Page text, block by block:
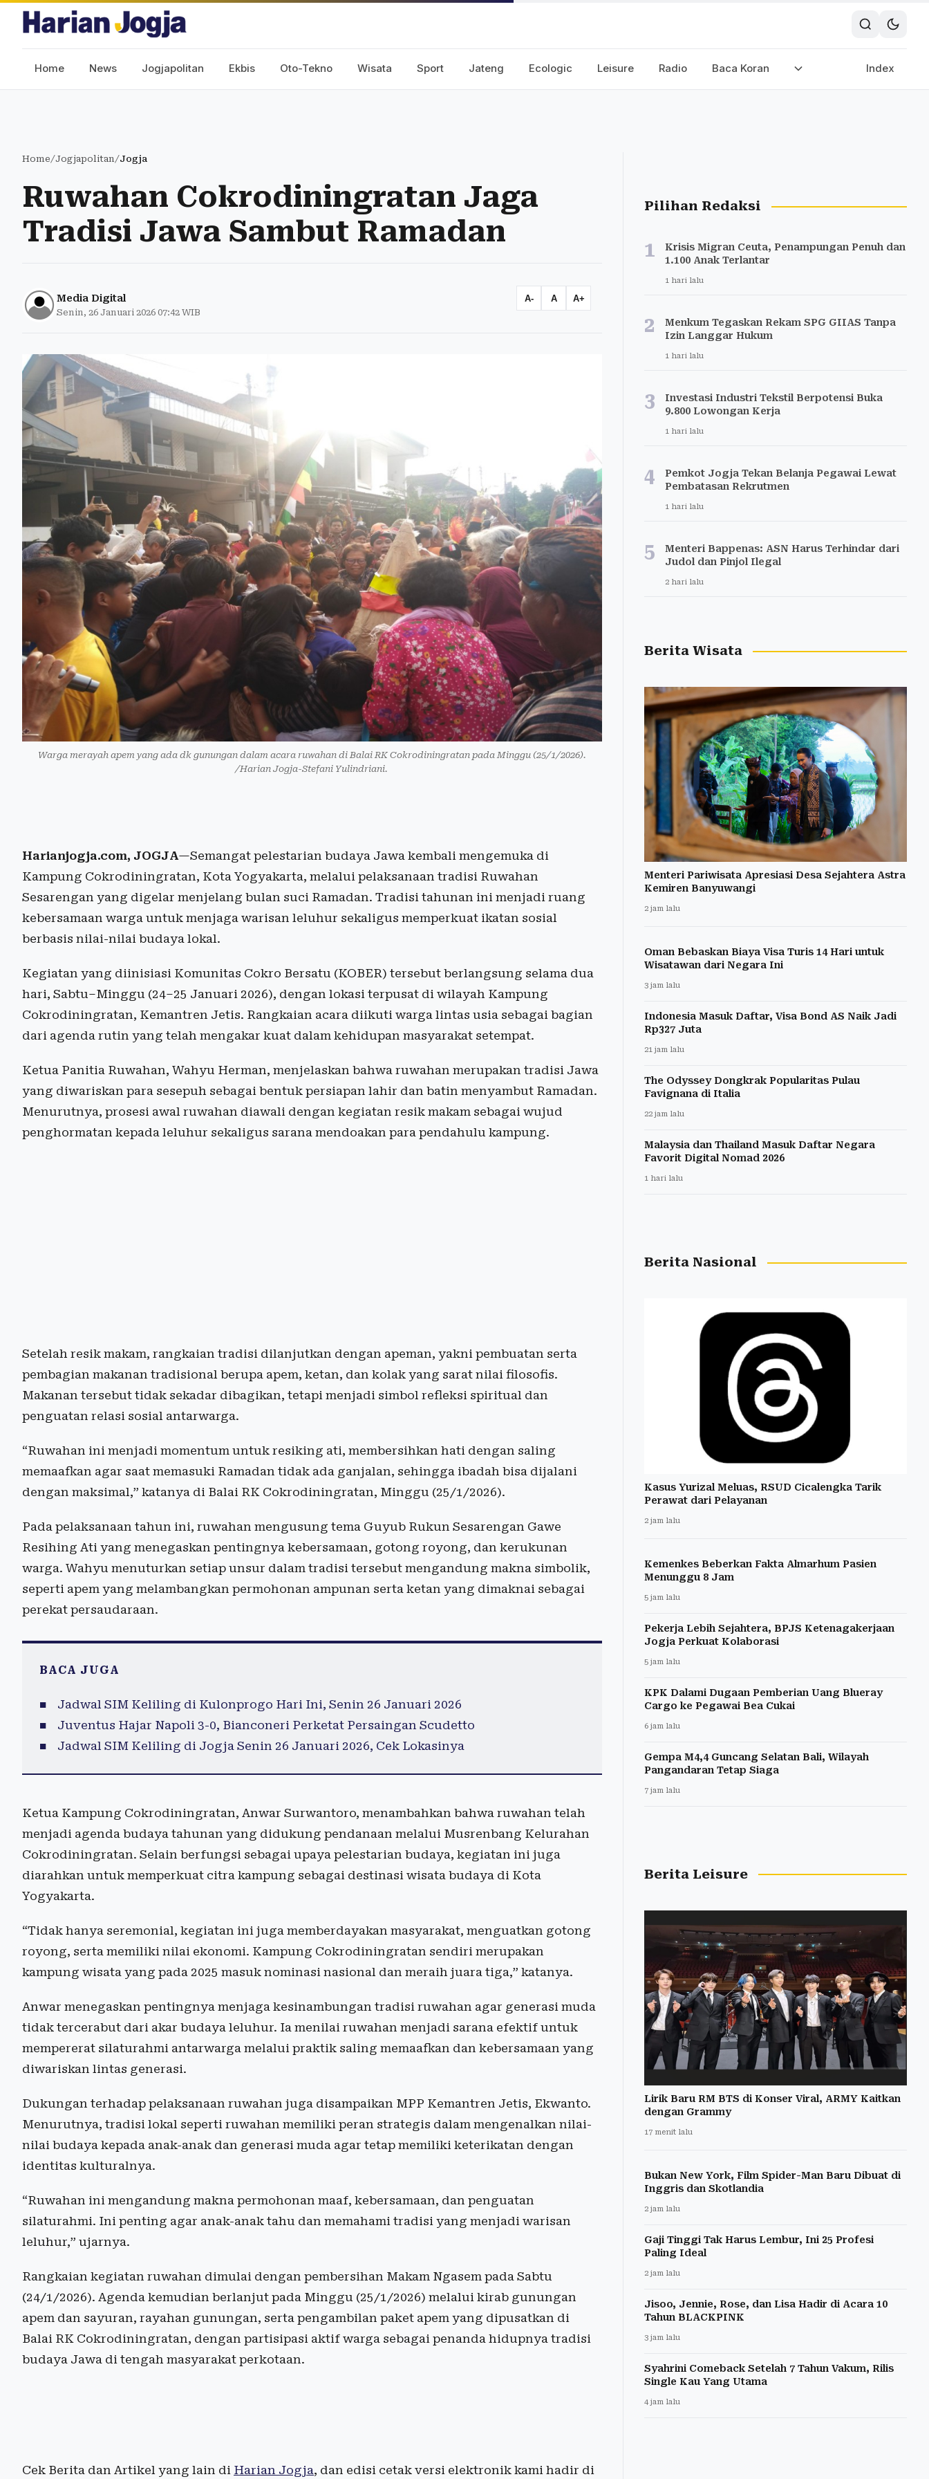
Home News Jogjapolitan Ekbis Oto-Tekno Wisata Sport Jateng Ecologic Leisure Radio Baca Koran Index
Home/Jogjapolitan/Jogja
Ruwahan Cokrodiningratan Jaga
Tradisi Jawa Sambut Ramadan
Media Digital
Senin, 26 Januari 2026 07:42 WIB
A- A A+
Warga merayah apem yang ada dk gunungan dalam acara ruwahan di Balai RK Cokrodiningratan pada Minggu (25/1/2026).
/Harian Jogja-Stefani Yulindriani.
Harianjogja.com, JOGJA—Semangat pelestarian budaya Jawa kembali mengemuka di
Kampung Cokrodiningratan, Kota Yogyakarta, melalui pelaksanaan tradisi Ruwahan
Sesarengan yang digelar menjelang bulan suci Ramadan. Tradisi tahunan ini menjadi ruang
kebersamaan warga untuk menjaga warisan leluhur sekaligus memperkuat ikatan sosial
berbasis nilai-nilai budaya lokal.
Kegiatan yang diinisiasi Komunitas Cokro Bersatu (KOBER) tersebut berlangsung selama dua
hari, Sabtu–Minggu (24–25 Januari 2026), dengan lokasi terpusat di wilayah Kampung
Cokrodiningratan, Kemantren Jetis. Rangkaian acara diikuti warga lintas usia sebagai bagian
dari agenda rutin yang telah mengakar kuat dalam kehidupan masyarakat setempat.
Ketua Panitia Ruwahan, Wahyu Herman, menjelaskan bahwa ruwahan merupakan tradisi Jawa
yang diwariskan para sesepuh sebagai bentuk persiapan lahir dan batin menyambut Ramadan.
Menurutnya, prosesi awal ruwahan diawali dengan kegiatan resik makam sebagai wujud
penghormatan kepada leluhur sekaligus sarana mendoakan para pendahulu kampung.
Setelah resik makam, rangkaian tradisi dilanjutkan dengan apeman, yakni pembuatan serta
pembagian makanan tradisional berupa apem, ketan, dan kolak yang sarat nilai filosofis.
Makanan tersebut tidak sekadar dibagikan, tetapi menjadi simbol refleksi spiritual dan
penguatan relasi sosial antarwarga.
“Ruwahan ini menjadi momentum untuk resiking ati, membersihkan hati dengan saling
memaafkan agar saat memasuki Ramadan tidak ada ganjalan, sehingga ibadah bisa dijalani
dengan maksimal,” katanya di Balai RK Cokrodiningratan, Minggu (25/1/2026).
Pada pelaksanaan tahun ini, ruwahan mengusung tema Guyub Rukun Sesarengan Gawe
Resihing Ati yang menegaskan pentingnya kebersamaan, gotong royong, dan kerukunan
warga. Wahyu menuturkan setiap unsur dalam tradisi tersebut mengandung makna simbolik,
seperti apem yang melambangkan permohonan ampunan serta ketan yang dimaknai sebagai
perekat persaudaraan.
BACA JUGA
Jadwal SIM Keliling di Kulonprogo Hari Ini, Senin 26 Januari 2026
Juventus Hajar Napoli 3-0, Bianconeri Perketat Persaingan Scudetto
Jadwal SIM Keliling di Jogja Senin 26 Januari 2026, Cek Lokasinya
Ketua Kampung Cokrodiningratan, Anwar Surwantoro, menambahkan bahwa ruwahan telah
menjadi agenda budaya tahunan yang didukung pendanaan melalui Musrenbang Kelurahan
Cokrodiningratan. Selain berfungsi sebagai upaya pelestarian budaya, kegiatan ini juga
diarahkan untuk memperkuat citra kampung sebagai destinasi wisata budaya di Kota
Yogyakarta.
“Tidak hanya seremonial, kegiatan ini juga memberdayakan masyarakat, menguatkan gotong
royong, serta memiliki nilai ekonomi. Kampung Cokrodiningratan sendiri merupakan
kampung wisata yang pada 2025 masuk nominasi nasional dan meraih juara tiga,” katanya.
Anwar menegaskan pentingnya menjaga kesinambungan tradisi ruwahan agar generasi muda
tidak tercerabut dari akar budaya leluhur. Ia menilai ruwahan menjadi sarana efektif untuk
mempererat silaturahmi antarwarga melalui praktik saling memaafkan dan kebersamaan yang
diwariskan lintas generasi.
Dukungan terhadap pelaksanaan ruwahan juga disampaikan MPP Kemantren Jetis, Ekwanto.
Menurutnya, tradisi lokal seperti ruwahan memiliki peran strategis dalam mengenalkan nilai-
nilai budaya kepada anak-anak dan generasi muda agar tetap memiliki keterikatan dengan
identitas kulturalnya.
“Ruwahan ini mengandung makna permohonan maaf, kebersamaan, dan penguatan
silaturahmi. Ini penting agar anak-anak tahu dan memahami tradisi yang menjadi warisan
leluhur,” ujarnya.
Rangkaian kegiatan ruwahan dimulai dengan pembersihan Makam Ngasem pada Sabtu
(24/1/2026). Agenda kemudian berlanjut pada Minggu (25/1/2026) melalui kirab gunungan
apem dan sayuran, rayahan gunungan, serta pengambilan paket apem yang dipusatkan di
Balai RK Cokrodiningratan, dengan partisipasi aktif warga sebagai penanda hidupnya tradisi
budaya Jawa di tengah masyarakat perkotaan.
Cek Berita dan Artikel yang lain di Harian Jogja, dan edisi cetak versi elektronik kami hadir di
Pilihan Redaksi
1
Krisis Migran Ceuta, Penampungan Penuh dan
1.100 Anak Terlantar
1 hari lalu
2
Menkum Tegaskan Rekam SPG GIIAS Tanpa
Izin Langgar Hukum
1 hari lalu
3
Investasi Industri Tekstil Berpotensi Buka
9.800 Lowongan Kerja
1 hari lalu
4
Pemkot Jogja Tekan Belanja Pegawai Lewat
Pembatasan Rekrutmen
1 hari lalu
5
Menteri Bappenas: ASN Harus Terhindar dari
Judol dan Pinjol Ilegal
2 hari lalu
Berita Wisata
Menteri Pariwisata Apresiasi Desa Sejahtera Astra
Kemiren Banyuwangi
2 jam lalu
Oman Bebaskan Biaya Visa Turis 14 Hari untuk
Wisatawan dari Negara Ini
3 jam lalu
Indonesia Masuk Daftar, Visa Bond AS Naik Jadi
Rp327 Juta
21 jam lalu
The Odyssey Dongkrak Popularitas Pulau
Favignana di Italia
22 jam lalu
Malaysia dan Thailand Masuk Daftar Negara
Favorit Digital Nomad 2026
1 hari lalu
Berita Nasional
Kasus Yurizal Meluas, RSUD Cicalengka Tarik
Perawat dari Pelayanan
2 jam lalu
Kemenkes Beberkan Fakta Almarhum Pasien
Menunggu 8 Jam
5 jam lalu
Pekerja Lebih Sejahtera, BPJS Ketenagakerjaan
Jogja Perkuat Kolaborasi
5 jam lalu
KPK Dalami Dugaan Pemberian Uang Blueray
Cargo ke Pegawai Bea Cukai
6 jam lalu
Gempa M4,4 Guncang Selatan Bali, Wilayah
Pangandaran Tetap Siaga
7 jam lalu
Berita Leisure
Lirik Baru RM BTS di Konser Viral, ARMY Kaitkan
dengan Grammy
17 menit lalu
Bukan New York, Film Spider-Man Baru Dibuat di
Inggris dan Skotlandia
2 jam lalu
Gaji Tinggi Tak Harus Lembur, Ini 25 Profesi
Paling Ideal
2 jam lalu
Jisoo, Jennie, Rose, dan Lisa Hadir di Acara 10
Tahun BLACKPINK
3 jam lalu
Syahrini Comeback Setelah 7 Tahun Vakum, Rilis
Single Kau Yang Utama
4 jam lalu